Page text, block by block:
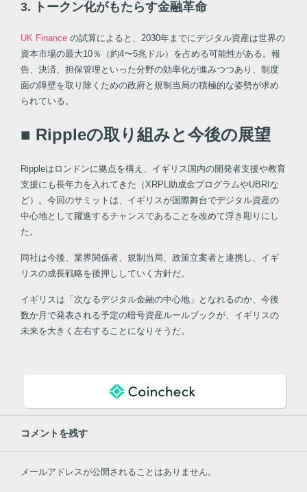
3. トークン化がもたらす金融革命
UK Finance の試算によると、2030年までにデジタル資産は世界の
資本市場の最大10％（約4〜5兆ドル）を占める可能性がある。報
告、決済、担保管理といった分野の効率化が進みつつあり、制度
面の障壁を取り除くための政府と規制当局の積極的な姿勢が求め
られている。
■ Rippleの取り組みと今後の展望
Rippleはロンドンに拠点を構え、イギリス国内の開発者支援や教育
支援にも長年力を入れてきた（XRPL助成金プログラムやUBRIな
ど）。今回のサミットは、イギリスが国際舞台でデジタル資産の
中心地として躍進するチャンスであることを改めて浮き彫りにし
た。
同社は今後、業界関係者、規制当局、政策立案者と連携し、イギ
リスの成長戦略を後押ししていく方針だ。
イギリスは「次なるデジタル金融の中心地」となれるのか、今後
数か月で発表される予定の暗号資産ルールブックが、イギリスの
未来を大きく左右することになりそうだ。
コメントを残す
メールアドレスが公開されることはありません。